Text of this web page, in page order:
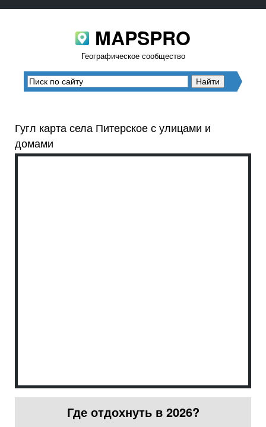
MAPSPRO
Географическое сообщество
Гугл карта села Питерское с улицами и
домами
Где отдохнуть в 2026?